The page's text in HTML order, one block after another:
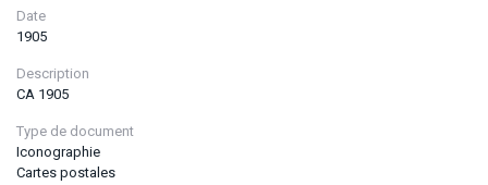
Date
1905
Description
CA 1905
Type de document
Iconographie
Cartes postales